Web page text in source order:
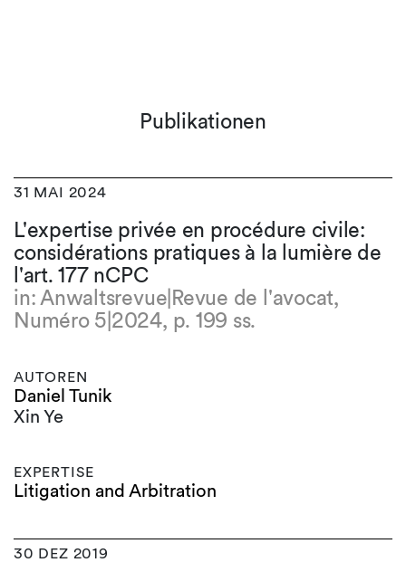
Publikationen
31 MAI 2024
L'expertise privée en procédure civile:
considérations pratiques à la lumière de
l'art. 177 nCPC
in: Anwaltsrevue|Revue de l'avocat,
Numéro 5|2024, p. 199 ss.
AUTOREN
Daniel Tunik
Xin Ye
EXPERTISE
Litigation and Arbitration
30 DEZ 2019